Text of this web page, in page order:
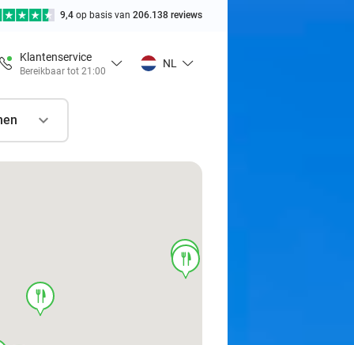
9,4 op basis van 206.138 reviews
Klantenservice
Bereikbaar tot 21:00
NL
food
food
food